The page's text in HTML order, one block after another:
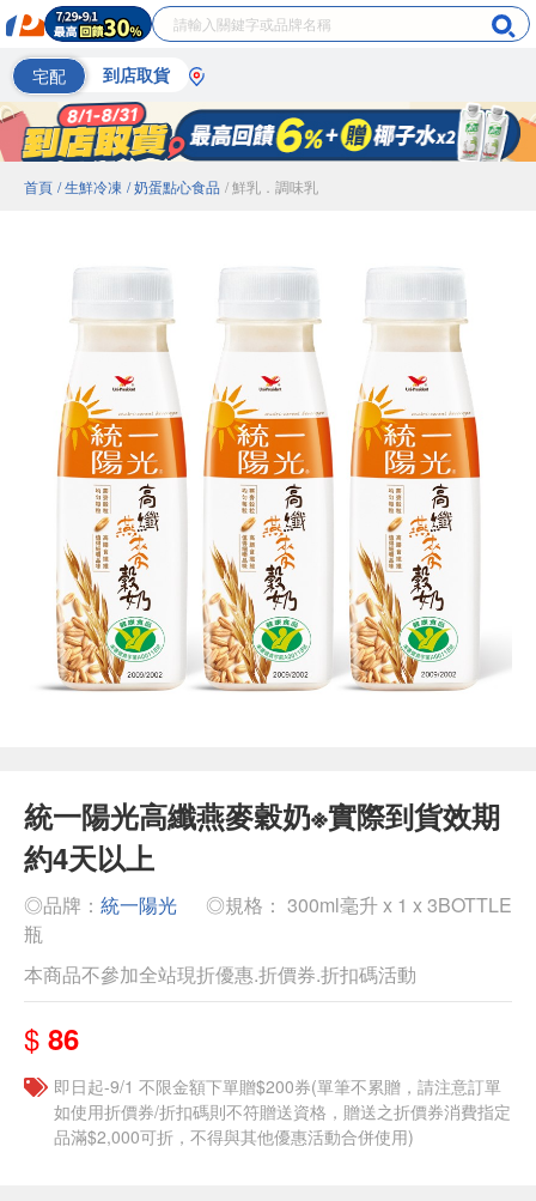
宅配 到店取貨
首頁 / 生鮮冷凍 / 奶蛋點心食品 / 鮮乳．調味乳
統一陽光高纖燕麥穀奶※實際到貨效期
約4天以上
◎品牌： 統一陽光
◎規格： 300ml毫升 x 1 x 3BOTTLE
瓶
本商品不參加全站現折優惠.折價券.折扣碼活動
$ 86
即日起-9/1 不限金額下單贈$200券(單筆不累贈，請注意訂單
如使用折價券/折扣碼則不符贈送資格，贈送之折價券消費指定
品滿$2,000可折，不得與其他優惠活動合併使用)